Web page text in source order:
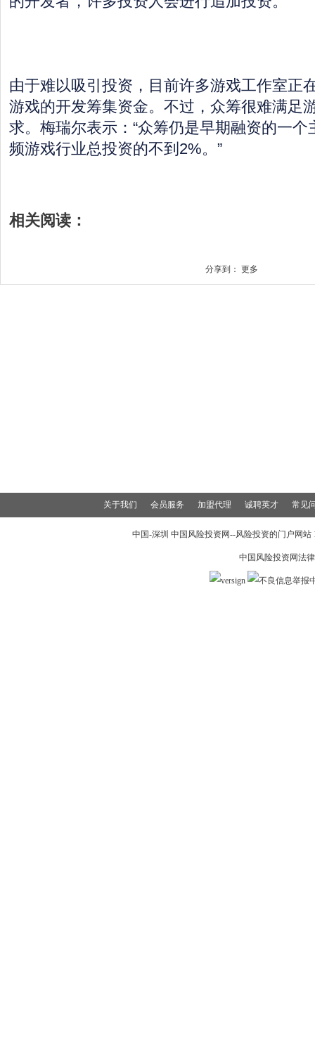
由于难以吸引投资，目前许多游戏工作室正
游戏的开发筹集资金。不过，众筹很难满足
求。梅瑞尔表示：“众筹仍是早期融资的一
频游戏行业总投资的不到2%。”
相关阅读：
分享到： 更多
关于我们 会员服务 加盟代理 诚聘英才 常见
中国-深圳 中国风险投资网--风险投资的门户网
中国风险投资网法